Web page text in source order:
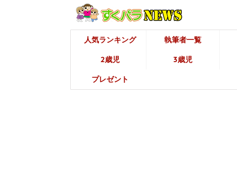
人気ランキング 執筆者一覧
2歳児 3歳児
プレゼント